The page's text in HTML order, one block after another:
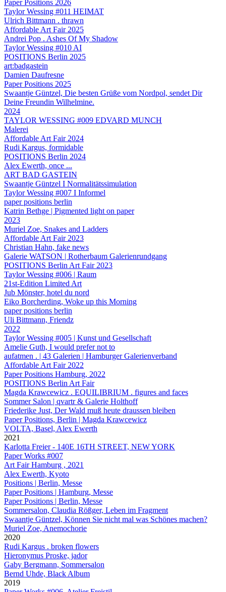
Paper Positions 2026
Taylor Wessing #011 HEIMAT
Ulrich Bittmann . thrawn
Affordable Art Fair 2025
Andrei Pop . Ashes Of My Shadow
Taylor Wessing #010 AI
POSITIONS Berlin 2025
art:badgastein
Damien Daufresne
Paper Positions 2025
Swaantje Güntzel, Die besten Grüße vom Nordpol, sendet Dir
Deine Freundin Wilhelmine.
2024
TAYLOR WESSING #009 EDVARD MUNCH
Malerei
Affordable Art Fair 2024
Rudi Kargus, formidable
POSITIONS Berlin 2024
Alex Ewerth, once ...
ART BAD GASTEIN
Swaantje Güntzel I Normalitätssimulation
Taylor Wessing #007 I Informel
paper positions berlin
Katrin Bethge | Pigmented light on paper
2023
Muriel Zoe, Snakes and Ladders
Affordable Art Fair 2023
Christian Hahn, fake news
Galerie WATSON | Rotherbaum Galerienrundgang
POSITIONS Berlin Art Fair 2023
Taylor Wessing #006 | Raum
21st-Edition Limited Art
Jub Mönster, hotel du nord
Eiko Borcherding, Woke up this Morning
paper positions berlin
Uli Bittmann, Friendz
2022
Taylor Wessing #005 | Kunst und Gesellschaft
Amelie Guth, I would prefer not to
aufatmen . | 43 Galerien | Hamburger Galerienverband
Affordable Art Fair 2022
Paper Positions Hamburg, 2022
POSITIONS Berlin Art Fair
Magda Krawcewicz . EQUILIBRIUM . figures and faces
Sommer Salon | qvartr & Galerie Holthoff
Friederike Just, Der Wald muß heute draussen bleiben
Paper Positions, Berlin | Magda Krawcewicz
VOLTA, Basel, Alex Ewerth
2021
Karlotta Freier - 140E 16TH STREET, NEW YORK
Paper Works #007
Art Fair Hamburg , 2021
Alex Ewerth, Kyoto
Positions | Berlin, Messe
Paper Positions | Hamburg, Messe
Paper Positions | Berlin, Messe
Sommersalon, Claudia Rößger, Leben im Fragment
Swaantje Güntzel, Können Sie nicht mal was Schönes machen?
Muriel Zoe, Anemochorie
2020
Rudi Kargus . broken flowers
Hieronymus Proske, jador
Gaby Bergmann, Sommersalon
Bernd Uhde, Black Album
2019